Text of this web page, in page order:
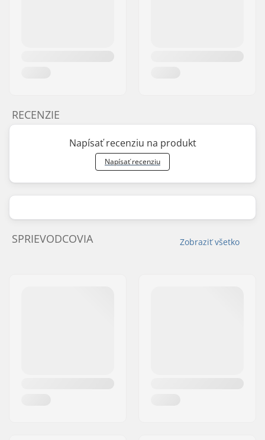
RECENZIE
Napísať recenziu na produkt
Napísať recenziu
Zobraziť všetko
SPRIEVODCOVIA